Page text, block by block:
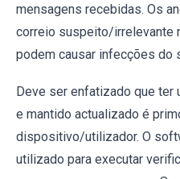
mensagens recebidas. Os
correio suspeito/irrelevante
podem causar infecções do
Deve ser enfatizado que ter
e mantido actualizado é
dispositivo/utilizador. O
utilizado para executar